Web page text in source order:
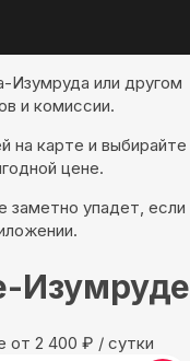
Изумруда или другом
и комиссии.
на карте и выбирайте
цене.
заметно упадет, если
Изумруде
oт 2 400 ₽ / сутки